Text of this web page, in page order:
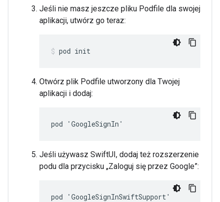
Jeśli nie masz jeszcze pliku Podfile dla swojej
aplikacji, utwórz go teraz:
pod init
Otwórz plik Podfile utworzony dla Twojej
aplikacji i dodaj:
pod 'GoogleSignIn'
Jeśli używasz SwiftUI, dodaj też rozszerzenie
podu dla przycisku „Zaloguj się przez Google”:
pod 'GoogleSignInSwiftSupport'